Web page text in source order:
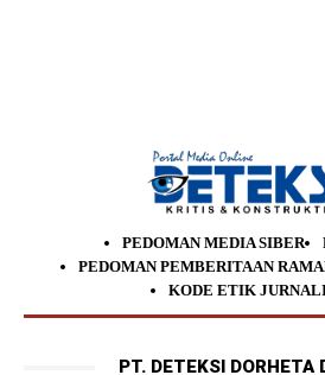
PEDOMAN MEDIA SIBER
PEDOMAN PEMBERITAAN
KODE ETIK
PT. DETEKSI DORHETA